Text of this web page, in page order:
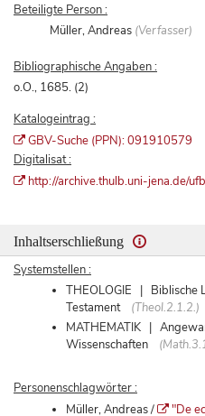
Beteiligte Person :
Müller, Andreas (Verfasser)
Bibliographische Angaben :
o.O., 1685. (2)
Katalogeintrag :
GBV-Suche (PPN): 091910579
Digitalisat :
http://archive.thulb.uni-jena.de/
Inhaltserschließung
Systemstellen :
THEOLOGIE |
Testament (Theol.2.1.2.)
MATHEMATIK |
Wissenschaften
Personenschlagwörter :
Müller, Andreas /
"De